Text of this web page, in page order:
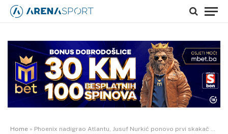
Home » Phoenix nadigrao Atlantu, Jusuf Nurkić ponovo prvi skakač Sunsa